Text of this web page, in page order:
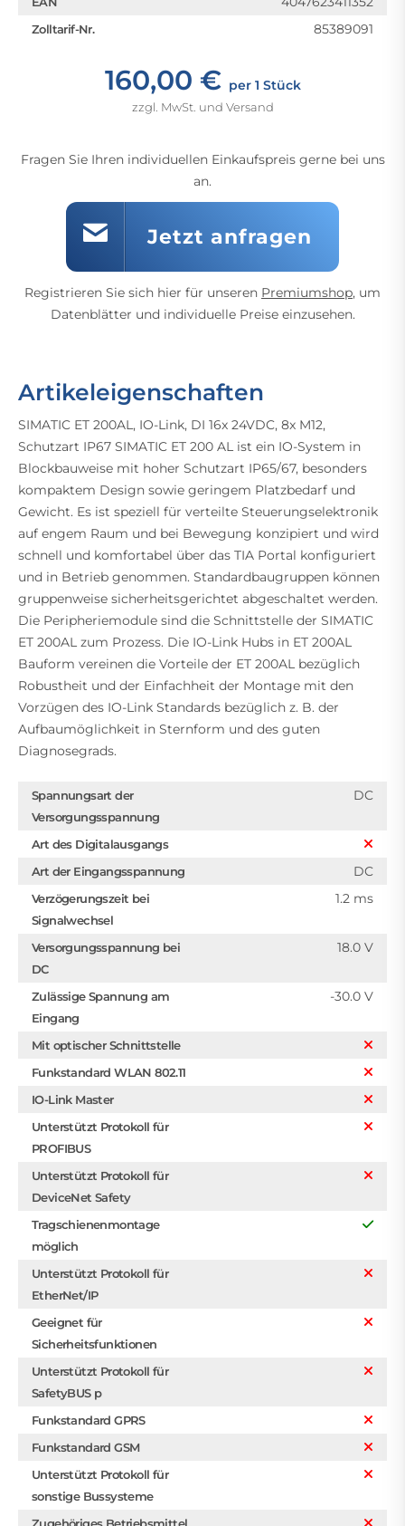
Zolltarif-Nr. 85389091
160,00 € per 1 Stück
zzgl. MwSt. und Versand
Fragen Sie Ihren individuellen Einkaufspreis gerne bei uns
an.
Jetzt anfragen
Registrieren Sie sich hier für unseren Premiumshop, um
Datenblätter und individuelle Preise einzusehen.
Artikeleigenschaften
SIMATIC ET 200AL, IO-Link, DI 16x 24VDC, 8x M12,
Schutzart IP67 SIMATIC ET 200 AL ist ein IO-System in
Blockbauweise mit hoher Schutzart IP65/67, besonders
kompaktem Design sowie geringem Platzbedarf und
Gewicht. Es ist speziell für verteilte Steuerungselektronik
auf engem Raum und bei Bewegung konzipiert und wird
schnell und komfortabel über das TIA Portal konfiguriert
und in Betrieb genommen. Standardbaugruppen können
gruppenweise sicherheitsgerichtet abgeschaltet werden.
Die Peripheriemodule sind die Schnittstelle der SIMATIC
ET 200AL zum Prozess. Die IO-Link Hubs in ET 200AL
Bauform vereinen die Vorteile der ET 200AL bezüglich
Robustheit und der Einfachheit der Montage mit den
Vorzügen des IO-Link Standards bezüglich z. B. der
Aufbaumöglichkeit in Sternform und des guten
Diagnosegrads.
Spannungsart der
Versorgungsspannung
DC
Art des Digitalausgangs
Art der Eingangsspannung
DC
Verzögerungszeit bei
Signalwechsel
1.2 ms
Versorgungsspannung bei
DC
18.0 V
Zulässige Spannung am
Eingang
-30.0 V
Mit optischer Schnittstelle
Funkstandard WLAN 802.11
IO-Link Master
Unterstützt Protokoll für
PROFIBUS
Unterstützt Protokoll für
DeviceNet Safety
Tragschienenmontage
möglich
Unterstützt Protokoll für
EtherNet/IP
Geeignet für
Sicherheitsfunktionen
Unterstützt Protokoll für
SafetyBUS p
Funkstandard GPRS
Funkstandard GSM
Unterstützt Protokoll für
sonstige Bussysteme